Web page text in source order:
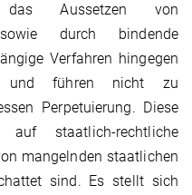
Aussetzen von
durch bindende
Verfahren hingegen
und führen nicht zu
Perpetuierung. Diese
staatlich-rechtliche
mangelnden staatlichen
sind. Es stellt sich